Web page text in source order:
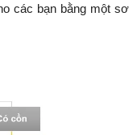
các bạn bằng một sơ